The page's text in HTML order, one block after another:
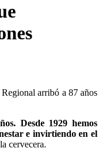
arribó a 87 años
Desde 1929 hemos
e invirtiendo en el
cervecera.